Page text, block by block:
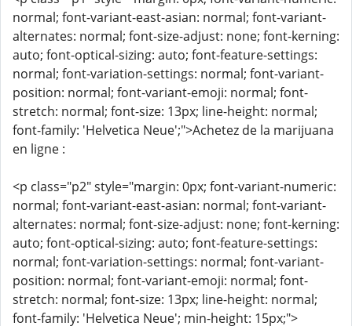
normal; font-variant-east-asian: normal; font-variant-
alternates: normal; font-size-adjust: none; font-kerning:
auto; font-optical-sizing: auto; font-feature-settings:
normal; font-variation-settings: normal; font-variant-
position: normal; font-variant-emoji: normal; font-
stretch: normal; font-size: 13px; line-height: normal;
font-family: 'Helvetica Neue';">Achetez de la marijuana
en ligne :
<p class="p2" style="margin: 0px; font-variant-numeric:
normal; font-variant-east-asian: normal; font-variant-
alternates: normal; font-size-adjust: none; font-kerning:
auto; font-optical-sizing: auto; font-feature-settings:
normal; font-variation-settings: normal; font-variant-
position: normal; font-variant-emoji: normal; font-
stretch: normal; font-size: 13px; line-height: normal;
font-family: 'Helvetica Neue'; min-height: 15px;">